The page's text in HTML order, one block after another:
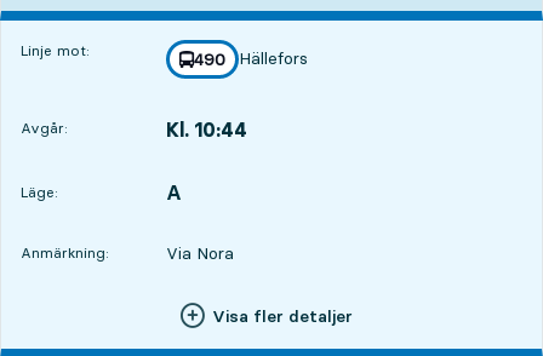
Linje mot: linje
490
mot
Hällefors
,
Avgår: Kl. 10:44
Läge:
LÄGE, A
,
Anmärkning: Via Nora
Visa fler detaljer